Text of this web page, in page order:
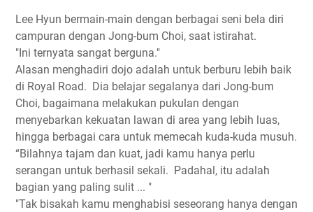
Lee Hyun bermain-main dengan berbagai seni bela diri
campuran dengan Jong-bum Choi, saat istirahat.
"Ini ternyata sangat berguna."
Alasan menghadiri dojo adalah untuk berburu lebih baik
di Royal Road. Dia belajar segalanya dari Jong-bum
Choi, bagaimana melakukan pukulan dengan
menyebarkan kekuatan lawan di area yang lebih luas,
hingga berbagai cara untuk memecah kuda-kuda musuh.
“Bilahnya tajam dan kuat, jadi kamu hanya perlu
serangan untuk berhasil sekali. Padahal, itu adalah
bagian yang paling sulit ... "
"Tak bisakah kamu menghabisi seseorang hanya dengan